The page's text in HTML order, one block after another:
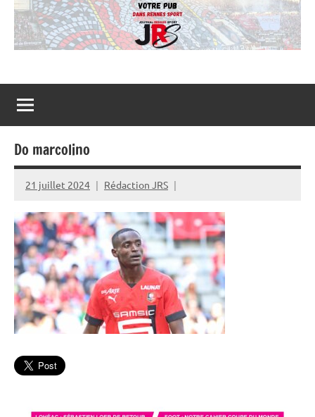
Do marcolino
21 juillet 2024 Rédaction JRS